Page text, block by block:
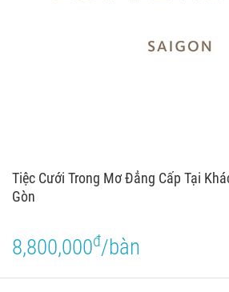
Tiệc Cưới Trong Mơ Đẳng Cấp Tại
Gòn
8,800,000đ/bàn